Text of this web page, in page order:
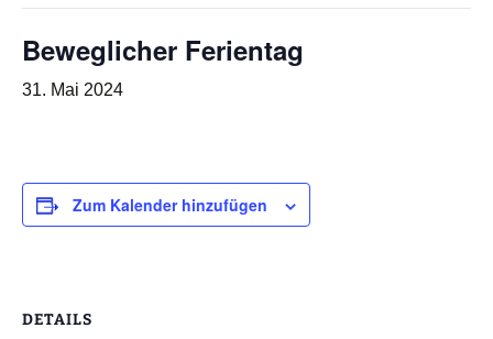
Beweglicher Ferientag
31. Mai 2024
Zum Kalender hinzufügen
DETAILS